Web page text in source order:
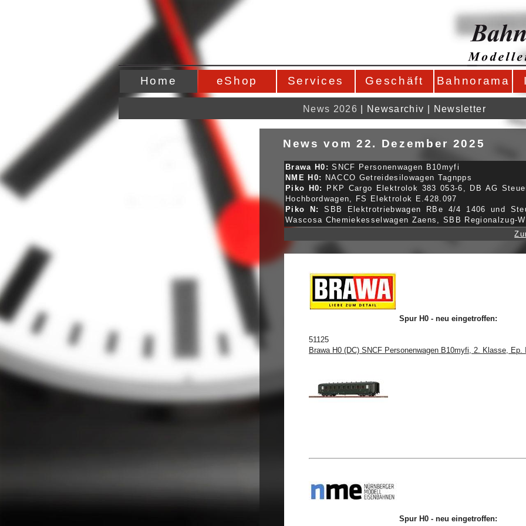
Home eShop Services Geschäft Bahnorama
News 2026 Newsarchiv Newsletter
News vom 22. Dezember 2025
Brawa H0: SNCF Personenwagen B10myfi
NME H0: NACCO Getreidesilowagen Tagnpps
Piko H0:
PKP Cargo Elektrolok 383 053-6, DB AG
Hochbordwagen, FS Elektrolok E.428.097
Piko N:
SBB Elektrotriebwagen RBe 4/4 1406 und
Wascosa Chemiekesselwagen Zaens, SBB Regionalzug-
Spur H0 - neu eingetroffen:
51125
Brawa H0 (DC) SNCF Personenwagen B10myfi, 2. Klasse, Ep.
Spur H0 - neu eingetroffen: